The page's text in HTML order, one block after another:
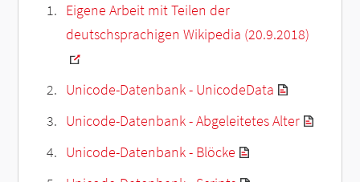
Eigene Arbeit mit Teilen der
deutschsprachigen Wikipedia (20.9.2018)
Unicode-Datenbank - UnicodeData
Unicode-Datenbank - Abgeleitetes Alter
Unicode-Datenbank - Blöcke